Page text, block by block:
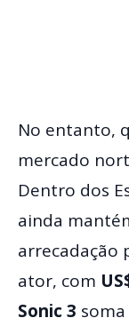
No entanto,
mercado
Dentro dos
ainda
arrecadação
ator, com
Sonic 3 soma